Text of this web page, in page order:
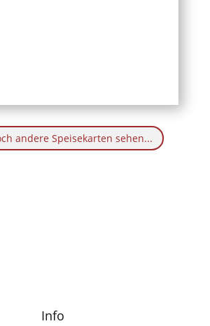
andere Speisekarten sehen...
Info